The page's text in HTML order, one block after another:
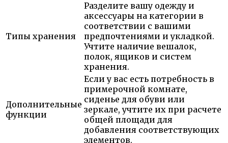
Типы хранения
Разделите вашу одежду и
аксессуары на категории в
соответствии с вашими
предпочтениями и укладкой.
Учтите наличие вешалок,
полок, ящиков и систем
хранения.
Дополнительные
функции
Если у вас есть потребность в
примерочной комнате,
сиденье для обуви или
зеркале, учтите их при расчете
общей площади для
добавления соответствующих
элементов.